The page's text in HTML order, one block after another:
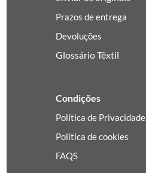
Prazos de entrega
Devoluções
Glossário Têxtil
Condições
Política de Privacidade
Política de cookies
FAQS